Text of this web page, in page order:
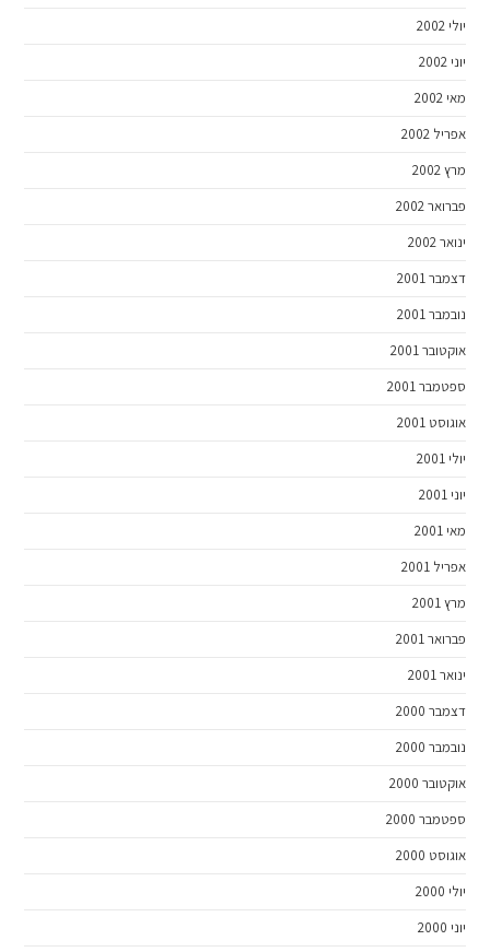
יולי 2002
יוני 2002
מאי 2002
אפריל 2002
מרץ 2002
פברואר 2002
ינואר 2002
דצמבר 2001
נובמבר 2001
אוקטובר 2001
ספטמבר 2001
אוגוסט 2001
יולי 2001
יוני 2001
מאי 2001
אפריל 2001
מרץ 2001
פברואר 2001
ינואר 2001
דצמבר 2000
נובמבר 2000
אוקטובר 2000
ספטמבר 2000
אוגוסט 2000
יולי 2000
יוני 2000